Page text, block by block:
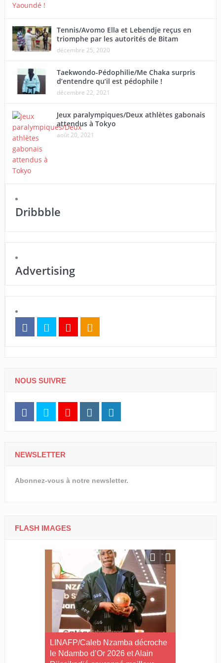
Tennis/Avomo Ella et Lebendje reçus en
triomphe par les autorités de Bitam
décembre 25, 2020
Taekwondo-Pédophilie/Me Chaka surpris
d’entendre qu’il est pédophile !
décembre 22, 2021
Jeux paralympiques/Deux athlètes gabonais
attendus à Tokyo
août 20, 2021
Dribbble
Advertising
NOUS SUIVRE
NEWSLETTER
Abonnez-vous à notre newsletter.
FLASH IMAGES
LINAFP/Caleb Nzamba décroche
le Ndambo d’Or 2026 et Alain